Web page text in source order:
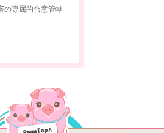
の専属的合意管轄